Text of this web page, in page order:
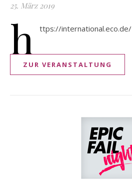
25. März 2019
h ttps://international.eco.de/
ZUR VERANSTALTUNG